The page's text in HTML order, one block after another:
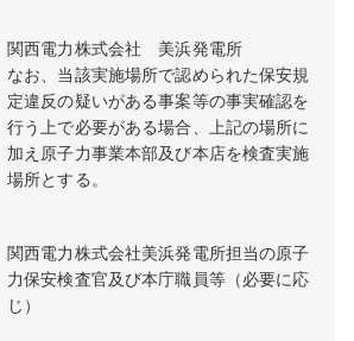
関西電力株式会社　美浜発電所
なお、当該実施場所で認められた保安規
定違反の疑いがある事案等の事実確認を
行う上で必要がある場合、上記の場所に
加え原子力事業本部及び本店を検査実施
場所とする。
関西電力株式会社美浜発電所担当の原子
力保安検査官及び本庁職員等（必要に応
じ）